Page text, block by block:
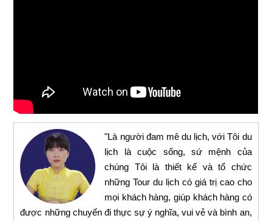
"Là người đam mê du lịch, với Tôi du
lịch là cuộc sống, sứ mệnh của
chúng Tôi là thiết kế và tổ chức
những Tour du lịch có giá trị cao cho
mọi khách hàng, giúp khách hàng có
được những chuyến đi thực sự ý nghĩa, vui vẻ và bình an,